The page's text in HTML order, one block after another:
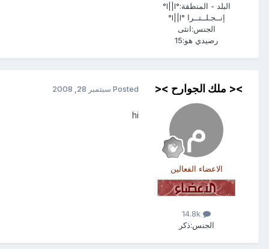
البلد - المنطقة:
°l||l°
إنــجـلــتــرا °l||l°
الجنس:انثى
رصيدي هو:15
>< ملك الجوارح ><
الاعضاء الفعالين
الجنس:ذكر
Posted سبتمبر 28, 2008
hi